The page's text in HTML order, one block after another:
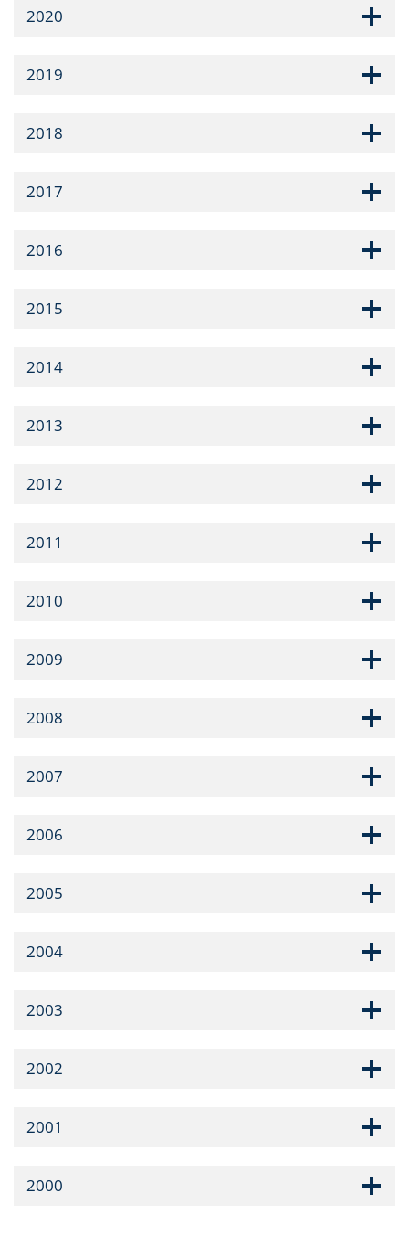
2020
2019
2018
2017
2016
2015
2014
2013
2012
2011
2010
2009
2008
2007
2006
2005
2004
2003
2002
2001
2000